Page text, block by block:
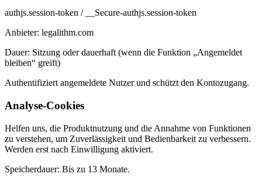
authjs.session-token / __Secure-authjs.session-token
Anbieter: legalithm.com
Dauer: Sitzung oder dauerhaft (wenn die Funktion „Angemeldet
bleiben“ greift)
Authentifiziert angemeldete Nutzer und schützt den Kontozugang.
Analyse-Cookies
Helfen uns, die Produktnutzung und die Annahme von Funktionen
zu verstehen, um Zuverlässigkeit und Bedienbarkeit zu verbessern.
Werden erst nach Einwilligung aktiviert.
Speicherdauer: Bis zu 13 Monate.